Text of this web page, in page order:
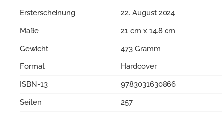
Ersterscheinung
22. August 2024
Maße
21 cm x 14.8 cm
Gewicht
473 Gramm
Format
Hardcover
ISBN-13
9783031630866
Seiten
257